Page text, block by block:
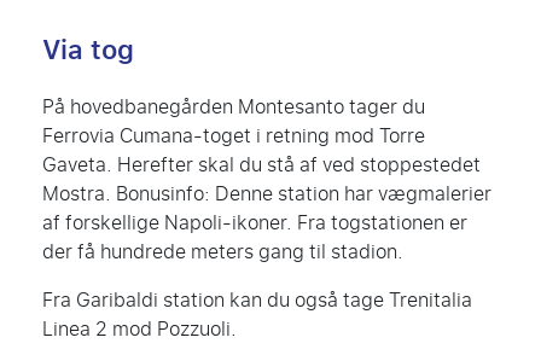
Via tog
På hovedbanegården Montesanto tager du
Ferrovia Cumana-toget i retning mod Torre
Gaveta. Herefter skal du stå af ved stoppestedet
Mostra. Bonusinfo: Denne station har vægmalerier
af forskellige Napoli-ikoner. Fra togstationen er
der få hundrede meters gang til stadion.
Fra Garibaldi station kan du også tage Trenitalia
Linea 2 mod Pozzuoli.